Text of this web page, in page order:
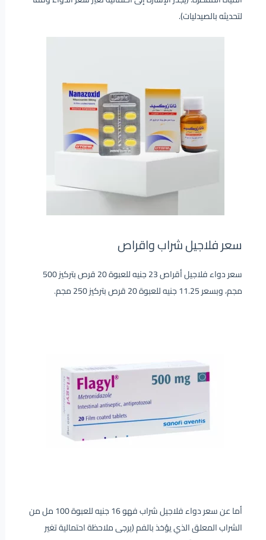
لتحديثه بالصيدليات).
سعر فلاجيل شراب واقراص
سعر دواء فلاجيل أقراص 23 جنيه للعبوة 20 قرص بتركيز 500
مجم، وبسعر 11.25 جنيه للعبوة 20 قرص بتركيز 250 مجم.
أما عن سعر دواء فلاجيل شراب فهو 16 جنيه للعبوة 100 مل من
الشراب المعلق الذي يؤخذ بالفم (يرجى ملاحظة احتمالية تغير